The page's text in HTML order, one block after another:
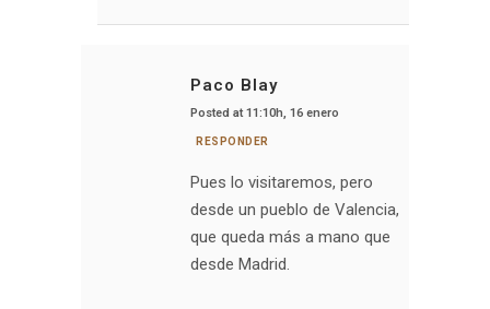
Paco Blay
Posted at 11:10h, 16 enero
RESPONDER
Pues lo visitaremos, pero
desde un pueblo de Valencia,
que queda más a mano que
desde Madrid.